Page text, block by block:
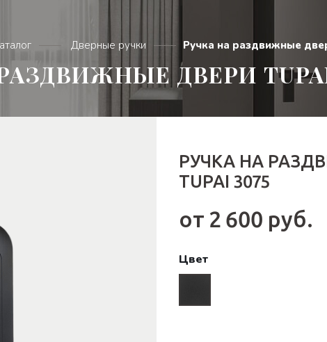
Дверные ручки Ручка на раздвижные
ДВЕРИ
РУЧКА НА
TUPAI 3075
от 2 600 руб.
Цвет